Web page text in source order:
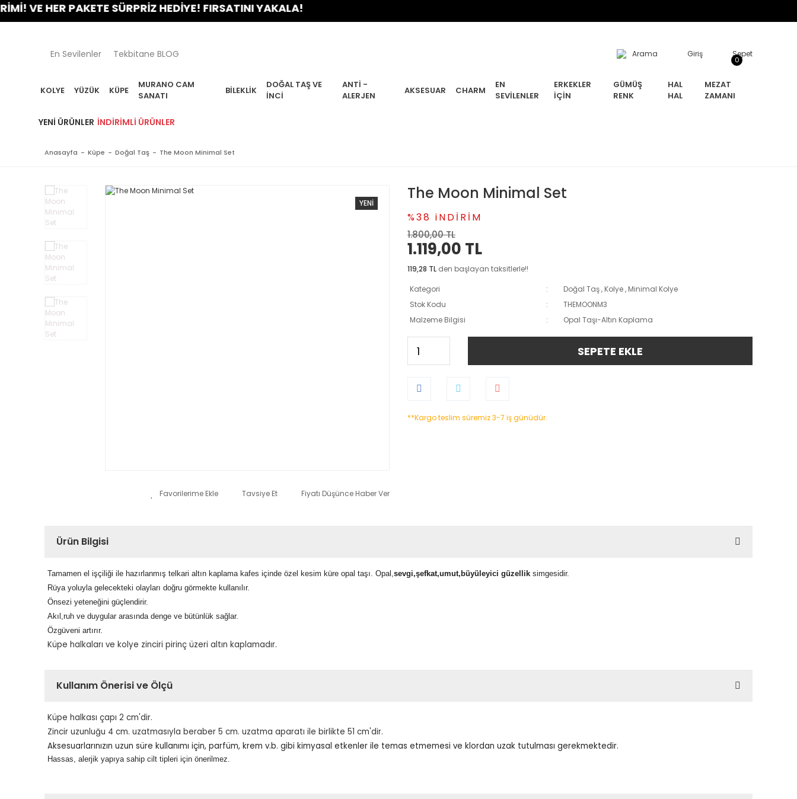
HER PAKETE SÜRPRİZ HEDİYE! FIRSATINI YAKALA!
En Sevilenler Tekbitane BLOG Arama Giriş Sepet
0
KOLYE YÜZÜK KÜPE
MURANO CAM
SANATI
BILEKLIK
DOĞAL TAŞ VE
İNCI
ANTI -
ALERJEN
AKSESUAR CHARM
EN
SEVILENLER
ERKEKLER
İÇIN
GÜMÜŞ
RENK
HAL
HAL
MEZAT
ZAMANI
YENI ÜRÜNLER İNDIRIMLI ÜRÜNLER
Anasayfa Küpe Doğal Taş The Moon Minimal Set
YENİ
Tavsiye Et Fiyatı Düşünce Haber Ver
The Moon Minimal Set
%38 iNDİRİM
1.800,00 TL
1.119,00 TL
119,28 TL den başlayan taksitlerle!!
Kategori
Doğal Taş , Kolye , Minimal Kolye
Stok Kodu
THEMOONM3
Malzeme Bilgisi
Opal Taşı-Altın Kaplama
SEPETE EKLE
**Kargo teslim süremiz 3-7 iş günüdür.
Ürün Bilgisi
Tamamen el işçiliği ile hazırlanmış telkari altın kaplama kafes içinde özel kesim küre opal taşı. Opal,sevgi,şefkat,umut,büyüleyici güzellik simgesidir.
Rüya yoluyla gelecekteki olayları doğru görmekte kullanılır.
Önsezi yeteneğini güçlendirir.
Akıl,ruh ve duygular arasında denge ve bütünlük sağlar.
Özgüveni artırır.
Küpe halkaları ve kolye zinciri pirinç üzeri altın kaplamadır.
Kullanım Önerisi ve Ölçü
Küpe halkası çapı 2 cm'dir.
Zincir uzunluğu 4 cm. uzatmasıyla beraber 5 cm. uzatma aparatı ile birlikte 51 cm'dir.
Aksesuarlarınızın uzun süre kullanımı için, parfüm, krem v.b. gibi kimyasal etkenler ile temas etmemesi ve klordan uzak tutulması gerekmektedir.
Hassas, alerjik yapıya sahip cilt tipleri için önerilmez.